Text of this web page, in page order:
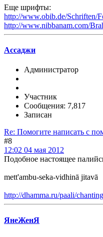
Еще шрифты:
http://www.obib.de/Schriften/
http://www.nibbanam.com/
Ассаджи
Администратор
Участник
Сообщения: 7,817
Записан
Re: Помогите написать с
#8
12:02 04 мая 2012
Подобное настоящее
mett'ambu-seka-vidhinā jitavā
http://dhamma.ru/paali/
ЯнеЖенЯ